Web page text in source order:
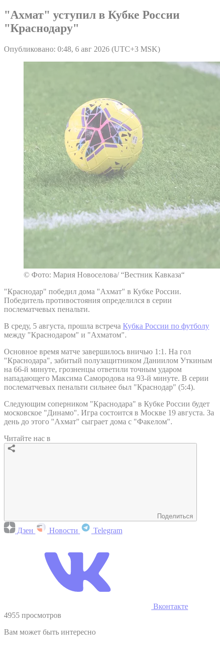
"Ахмат" уступил в Кубке России
"Краснодару"
Опубликовано: 0:48, 6 авг 2026 (UTC+3 MSK)
© Фото: Мария Новоселова/ “Вестник Кавказа“
"Краснодар" победил дома "Ахмат" в Кубке России.
Победитель противостояния определился в серии
послематчевых пенальти.
В среду, 5 августа, прошла встреча Кубка России по футболу
между "Краснодаром" и "Ахматом".
Основное время матче завершилось вничью 1:1. На гол
"Краснодара", забитый полузащитником Даниилом Уткиным
на 66-й минуте, грозненцы ответили точным ударом
нападающего Максима Самородова на 93-й минуте. В серии
послематчевых пенальти сильнее был "Краснодар" (5:4).
Следующим соперником "Краснодара" в Кубке России будет
московское "Динамо". Игра состоится в Москве 19 августа. За
день до этого "Ахмат" сыграет дома с "Факелом".
Читайте нас в
Поделиться
Дзен Новости Telegram
Вконтакте
4955 просмотров
Вам может быть интересно